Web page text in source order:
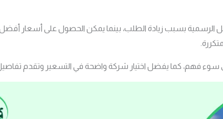
الرسمية بسبب زيادة الطلب، بينما يمكن الحصول على أسعار
سوء فهم، كما يفضل اختيار شركة واضحة في التسعير وتقدم